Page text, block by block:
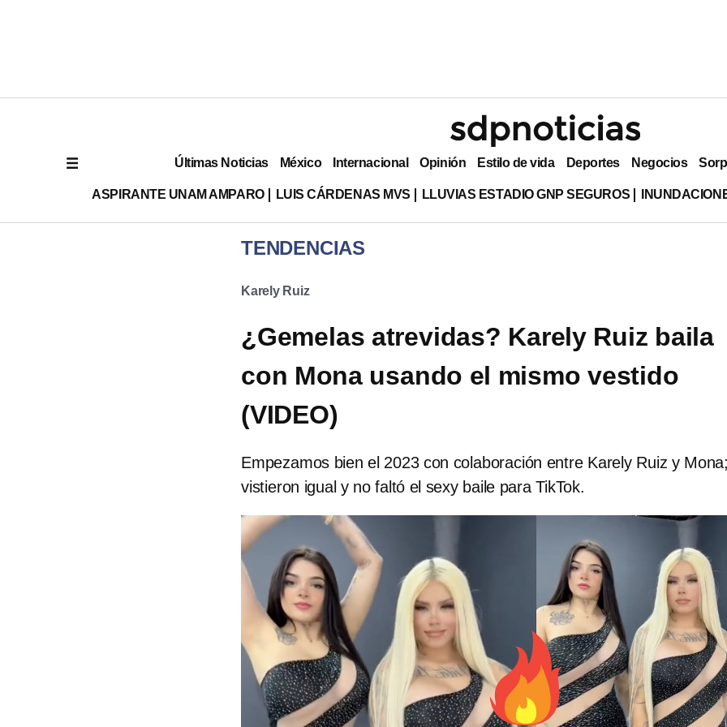
Últimas Noticias México Internacional Opinión Estilo de vida Deportes Negocios
ASPIRANTE UNAM AMPARO LUIS CÁRDENAS MVS LLUVIAS ESTADIO GNP SEGUROS
TENDENCIAS
Karely Ruiz
¿Gemelas atrevidas? Karely Ruiz baila
con Mona usando el mismo vestido
(VIDEO)
Empezamos bien el 2023 con colaboración entre Karely Ruiz y
vistieron igual y no faltó el sexy baile para TikTok.